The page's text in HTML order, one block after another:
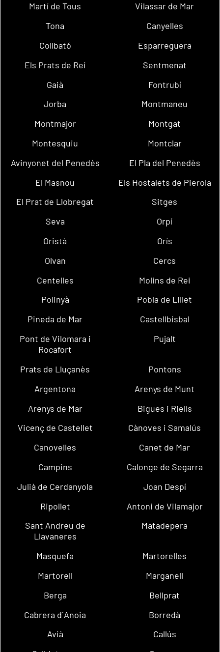
Martí de Tous
Vilassar de Mar
Tona
Canyelles
Collbató
Esparreguera
Els Prats de Rei
Sentmenat
Gaià
Fontrubí
Jorba
Montmaneu
Montmajor
Montgat
Montesquiu
Montclar
Avinyonet del Penedès
El Pla del Penedès
El Masnou
Els Hostalets de Pierola
El Prat de Llobregat
Sitges
Seva
Orpí
Oristà
Orís
Olvan
Cercs
Centelles
Molins de Rei
Polinyà
Pobla de Lillet
Pineda de Mar
Castellbisbal
Pont de Vilomara i
Rocafort
Pujalt
Prats de Lluçanès
Pontons
Argentona
Arenys de Munt
Arenys de Mar
Bigues i Riells
Vicenç de Castellet
Cànoves i Samalús
Canovelles
Canet de Mar
Campins
Calonge de Segarra
Julià de Cerdanyola
Joan Despí
Ripollet
Antoni de Vilamajor
Sant Andreu de
Llavaneres
Matadepera
Masquefa
Martorelles
Martorell
Marganell
Berga
Bellprat
Cabrera d´Anoia
Borredà
Avià
Callús